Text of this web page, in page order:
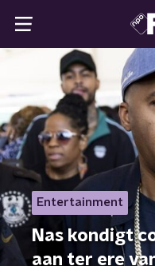
Entertainment
Nas kondigt
aan ter ere